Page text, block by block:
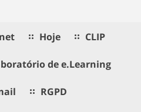
Hoje CLIP
de e.Learning
RGPD